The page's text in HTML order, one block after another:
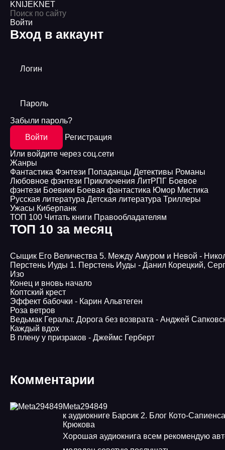
KNIJEKNET
Войти
Вход в аккаунт
Логин
Пароль
Забыли пароль?
Войти
Регистрация
Или войдите через соц.сети
Жанры
Фантастика Фэнтези Попаданцы Детективы Романы
Любовное фэнтези Приключения ЛитРПГ Боевое
фэнтези Боевики Боевая фантастика Юмор Мистика
Русская литература Детская литература Триллеры
Ужасы Киберпанк
ТОП 100 Читать книги Правообладателям
ТОП 10 за месяц
Сыщик Его Величества 5. Между Амуром и Невой -
Перстень Иуды 1. Перстень Иуды - Данил Корецкий,
Изо
Конец и вновь начало
Коптский крест
Эффект бабочки - Карин Альвтеген
Роза ветров
Ведьмак Геральт. Дорога без возврата - Анджей
Каждый вдох
В плену у призраков - Джеймс Герберт
Комментарии
Meta294849
к аудиокниге Барсик 2. Блог Кото-
Крюкова
Хорошая аудиокнига всем рекомендую